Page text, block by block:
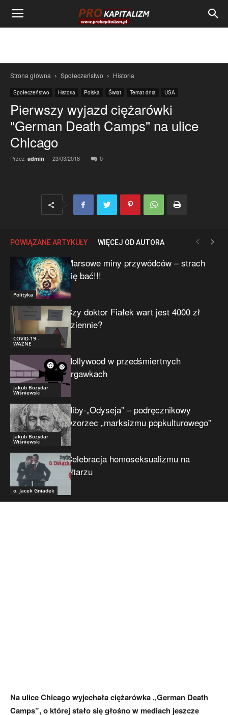
Strona główna Społeczeństwo Historia
Społeczeństwo Historia Polska Świat Temat dnia USA
Pierwszy wyjazd ciężarówki
"German Death Camps" na ulice
Chicago
Przez admin - 23/03/2018 0
POWIĄZANE ARTYKUŁY WIĘCEJ OD AUTORA
Polityka
Marsowe miny przywódców – strach
się bać!!!
COVID-19 -
WAŻNE
Czy doktor Fiałek wart jest 4000 zł
dziennie?
Jakub Bożydar
Wiśniewski
Hollywood w przedśmiertnych
drgawkach
Jakub Bożydar
Wiśniewski
Niby-„Odyseja” – podręcznikowy
wzorzec „marksizmu popkulturowego”
o. Jacek Gniadek
Celebracja homoseksualizmu na
ołtarzu
Na ulice Chicago wyjechała ciężarówka „German Death
Camps”, o której stało się głośno w mediach jeszcze